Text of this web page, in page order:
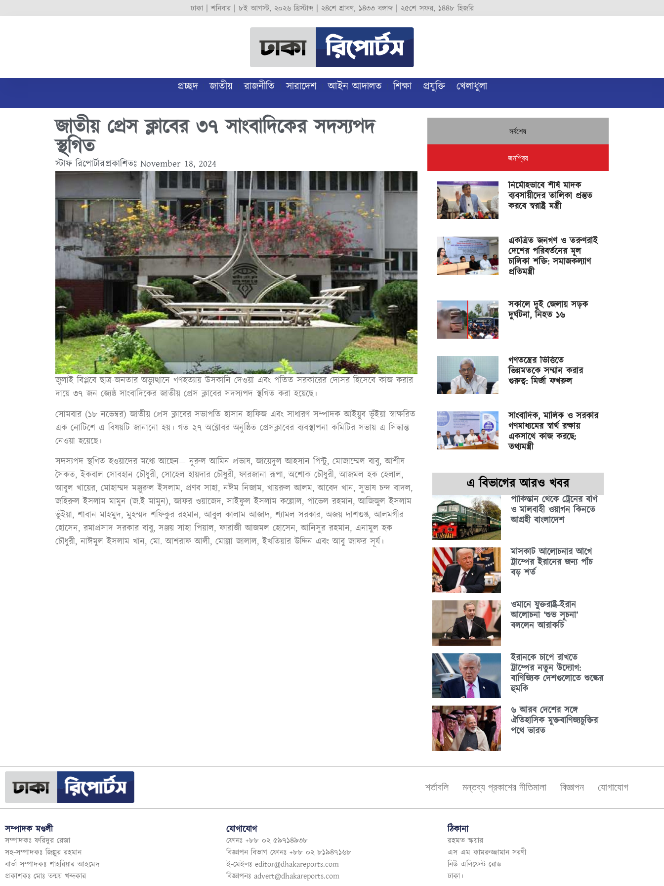
ঢাকা |শনিবার| ৮ই আগস্ট, ২০২৬ খ্রিস্টাব্দ| ২৪শে শ্রাবণ, ১৪৩৩ বঙ্গাব্দ| ২৫শে সফর, ১৪৪৮ হিজরি
প্রচ্ছদ জাতীয় রাজনীতি সারাদেশ আইন আদালত শিক্ষা প্রযুক্তি খেলাধুলা
জাতীয় প্রেস ক্লাবের ৩৭ সাংবাদিকের সদস্যপদ
স্থগিত
স্টাফ রিপোর্টারপ্রকাশিতঃ November 18, 2024
জুলাই বিপ্লবে ছাত্র-জনতার অভ্যুত্থানে গণহত্যায় উসকানি দেওয়া এবং পতিত সরকারের দোসর হিসেবে কাজ করার
দায়ে ৩৭ জন জ্যেষ্ঠ সাংবাদিকের জাতীয় প্রেস ক্লাবের সদস্যপদ স্থগিত করা হয়েছে।
সোমবার (১৮ নভেম্বর) জাতীয় প্রেস ক্লাবের সভাপতি হাসান হাফিজ এবং সাধারণ সম্পাদক আইয়ুব ভূঁইয়া স্বাক্ষরিত
এক নোটিশে এ বিষয়টি জানানো হয়। গত ২৭ অক্টোবর অনুষ্ঠিত প্রেসক্লাবের ব্যবস্থাপনা কমিটির সভায় এ সিদ্ধান্ত
নেওয়া হয়েছে।
সদস্যপদ স্থগিত হওয়াদের মধ্যে আছেন— নূরুল আমিন প্রভাষ, জায়েদুল আহসান পিন্টু, মোজাম্মেল বাবু, আশীষ
সৈকত, ইকবাল সোবহান চৌধুরী, সোহেল হায়দার চৌধুরী, ফারজানা রূপা, অশোক চৌধুরী, আজমল হক হেলাল,
আবুল খায়ের, মোহাম্মদ মঞ্জুরুল ইসলাম, প্রণব সাহা, নঈম নিজাম, খায়রুল আলম, আবেদ খান, সুভাষ চন্দ বাদল,
জহিরুল ইসলাম মামুন (জ.ই মামুন), জাফর ওয়াজেদ, সাইফুল ইসলাম কল্লোল, পাভেল রহমান, আজিজুল ইসলাম
ভূঁইয়া, শাবান মাহমুদ, মুহম্মদ শফিকুর রহমান, আবুল কালাম আজাদ, শ্যামল সরকার, অজয় দাশগুপ্ত, আলমগীর
হোসেন, রমাপ্রসাদ সরকার বাবু, সঞ্জয় সাহা পিয়াল, ফারাজী আজমল হোসেন, আনিসুর রহমান, এনামুল হক
চৌধুরী, নাঈমুল ইসলাম খান, মো. আশরাফ আলী, মোল্লা জালাল, ইখতিয়ার উদ্দিন এবং আবু জাফর সূর্য।
সর্বশেষ
জনপ্রিয়
নির্মোহভাবে শীর্ষ মাদক
ব্যবসায়ীদের তালিকা প্রস্তুত
করবে স্বরাষ্ট্র মন্ত্রী
একত্রিত জনগণ ও তরুণরাই
দেশের পরিবর্তনের মূল
চালিকা শক্তি: সমাজকল্যাণ
প্রতিমন্ত্রী
সকালে দুই জেলায় সড়ক
দুর্ঘটনা, নিহত ১৬
গণতন্ত্রের ভিত্তিতে
ভিন্নমতকে সম্মান করার
গুরুত্ব: মির্জা ফখরুল
সাংবাদিক, মালিক ও সরকার
গণমাধ্যমের স্বার্থ রক্ষায়
একসাথে কাজ করছে:
তথ্যমন্ত্রী
এ বিভাগের আরও খবর
পাকিস্তান থেকে ট্রেনের বগি
ও মালবাহী ওয়াগন কিনতে
আগ্রহী বাংলাদেশ
মাসকাট আলোচনার আগে
ট্রাম্পের ইরানের জন্য পাঁচ
বড় শর্ত
ওমানে যুক্তরাষ্ট্র-ইরান
আলোচনা ‘শুভ সূচনা’
বললেন আরাকচি
ইরানকে চাপে রাখতে
ট্রাম্পের নতুন উদ্যোগ:
বাণিজ্যিক দেশগুলোতে শুল্কের
হুমকি
৬ আরব দেশের সঙ্গে
ঐতিহাসিক মুক্তবাণিজ্যচুক্তির
পথে ভারত
শর্তাবলি মন্তব্য প্রকাশের নীতিমালা বিজ্ঞাপন যোগাযোগ
সম্পাদক মণ্ডলী
সম্পাদকঃ ফরিদুর রেজা
সহ-সম্পাদকঃ জিল্লুর রহমান
বার্তা সম্পাদকঃ শাহরিয়ার আহমেদ
প্রকাশকঃ মোঃ তন্ময় খন্দকার
যোগাযোগ
ফোনঃ +৮৮ ০২ ৫৯৭১৪৯৩৮
বিজ্ঞাপন বিভাগ ফোনঃ +৮৮ ০২ ৮১৯৪৭১৬৮
ই-মেইলঃ editor@dhakareports.com
বিজ্ঞাপনঃ advert@dhakareports.com
ঠিকানা
রহমত স্কয়ার
এস এম কামরুজ্জামান সরণী
নিউ এলিফেন্ট রোড
ঢাকা।